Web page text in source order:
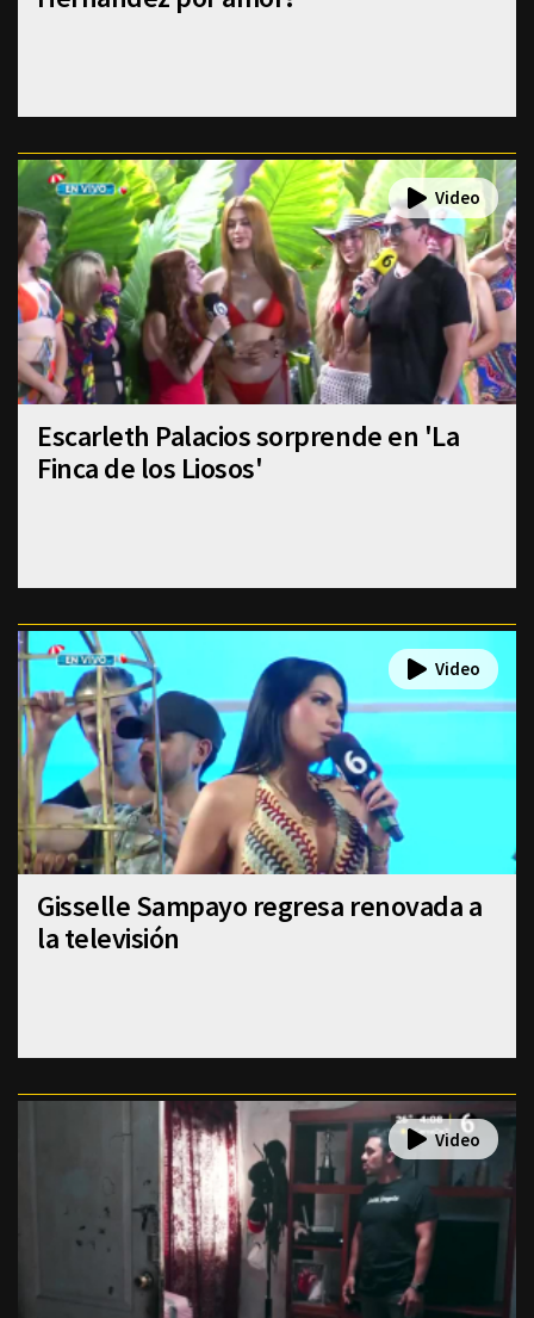
Escarleth Palacios sorprende en 'La
Finca de los Liosos'
Gisselle Sampayo regresa renovada a
la televisión